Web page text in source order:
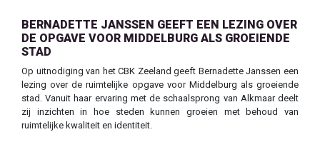
BERNADETTE JANSSEN GEEFT EEN LEZING OVER
DE OPGAVE VOOR MIDDELBURG ALS GROEIENDE
STAD
Op uitnodiging van het CBK Zeeland geeft Bernadette Janssen een
lezing over de ruimtelijke opgave voor Middelburg als groeiende
stad. Vanuit haar ervaring met de schaalsprong van Alkmaar deelt
zij inzichten in hoe steden kunnen groeien met behoud van
ruimtelijke kwaliteit en identiteit.